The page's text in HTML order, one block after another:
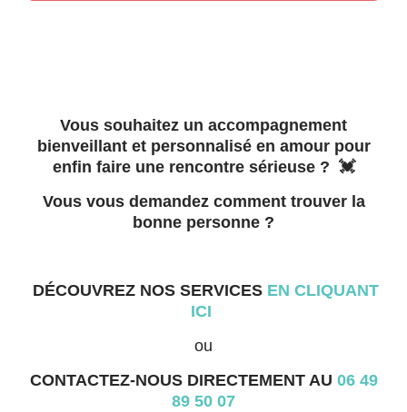
Vous souhaitez un accompagnement
bienveillant et personnalisé en amour pour
enfin faire une rencontre sérieuse ? 💓
Vous vous demandez comment trouver la
bonne personne ?
DÉCOUVREZ NOS SERVICES EN CLIQUANT
ICI
ou
CONTACTEZ-NOUS DIRECTEMENT AU 06 49
89 50 07